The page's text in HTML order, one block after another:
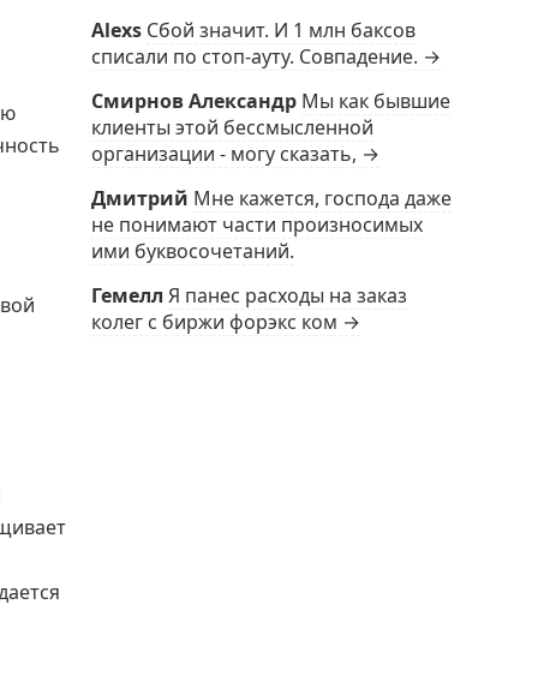
Alexs Сбой значит. И 1 млн баксов
списали по стоп-ауту. Совпадение. →
Смирнов Александр Мы как бывшие
клиенты этой бессмысленной
организации - могу сказать, →
Дмитрий Мне кажется, господа даже
не понимают части произносимых
ими буквосочетаний.
Гемелл Я панес расходы на заказ
колег с биржи форэкс ком →